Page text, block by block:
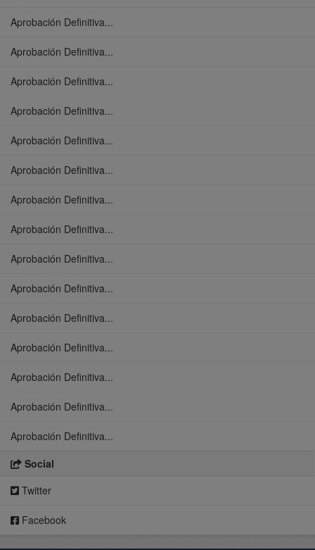
Aprobación Definitiva...
Aprobación Definitiva...
Aprobación Definitiva...
Aprobación Definitiva...
Aprobación Definitiva...
Aprobación Definitiva...
Aprobación Definitiva...
Aprobación Definitiva...
Aprobación Definitiva...
Aprobación Definitiva...
Aprobación Definitiva...
Aprobación Definitiva...
Aprobación Definitiva...
Aprobación Definitiva...
Aprobación Definitiva...
Social
Twitter
Facebook